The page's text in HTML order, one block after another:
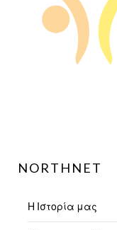
NORTHNET
Η Ιστορία μας